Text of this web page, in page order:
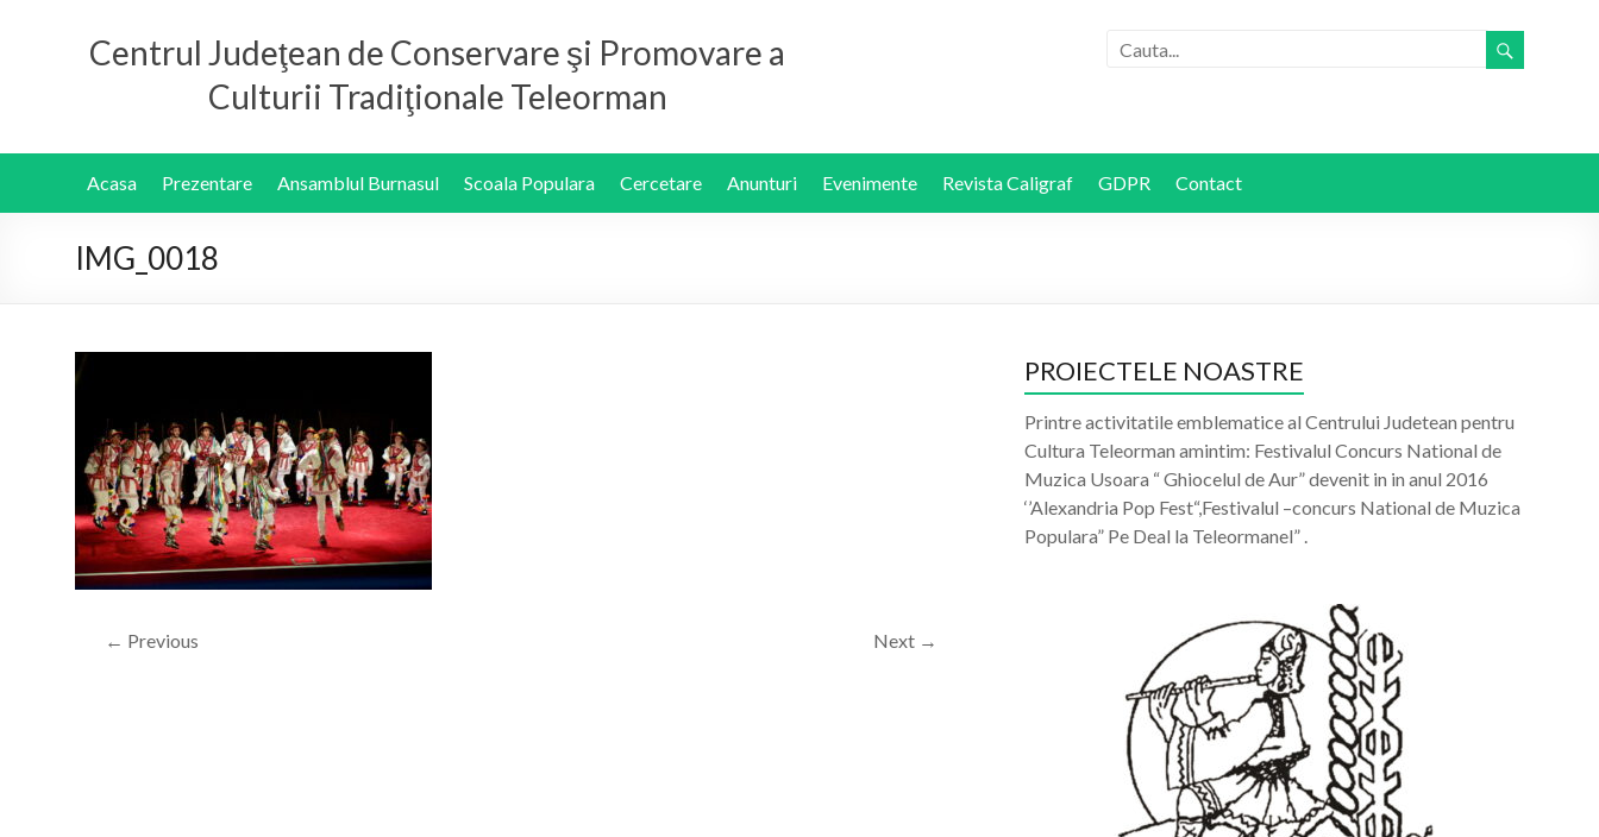
Centrul Judeţean de Conservare şi Promovare a
Culturii Tradiţionale Teleorman
Acasa Prezentare Ansamblul Burnasul Scoala Populara Cercetare Anunturi Evenimente Revista Caligraf GDPR Contact
IMG_0018
← Previous Next →
PROIECTELE NOASTRE
Printre activitatile emblematice al Centrului Judetean pentru
Cultura Teleorman amintim: Festivalul Concurs National de
Muzica Usoara “ Ghiocelul de Aur” devenit in in anul 2016
‘’Alexandria Pop Fest“,Festivalul –concurs National de Muzica
Populara” Pe Deal la Teleormanel” .